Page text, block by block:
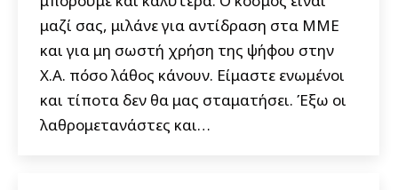
μαζί σας, μιλάνε για αντίδραση στα ΜΜΕ
και για μη σωστή χρήση της ψήφου στην
Χ.Α. πόσο λάθος κάνουν. Είμαστε ενωμένοι
και τίποτα δεν θα μας σταματήσει. Έξω οι
λαθρομετανάστες και…